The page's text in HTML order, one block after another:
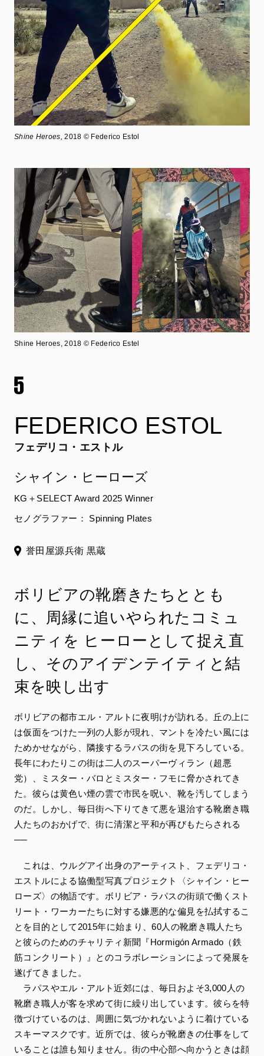
FEDERICO ESTOL
フェデリコ・エストル
シャイン・ヒーローズ
KG＋SELECT Award 2025 Winner
セノグラファー： Spinning Plates
誉田屋源兵衛 黒蔵
ボリビアの靴磨きたちととも
に、周縁に追いやられたコミュ
ニティを ヒーローとして捉え直
し、そのアイデンテイティと結
束を映し出す
ボリビアの都市エル・アルトに夜明けが訪れる。丘の上に
は仮面をつけた一列の人影が現れ、マントを冷たい風には
ためかせながら、隣接するラパスの街を見下ろしている。
長年にわたりこの街は二人のスーパーヴィラン（超悪
党）、ミスター・バロとミスター・フモに脅かされてき
た。彼らは黄色い煙の雲で市民を呪い、靴を汚してしまう
のだ。しかし、毎日街へ下りてきて悪を退治する靴磨き職
人たちのおかげで、街に清潔と平和が再びもたらされる
──
これは、ウルグアイ出身のアーティスト、フェデリコ・
エストルによる協働型写真プロジェクト〈シャイン・ヒー
ローズ〉の物語です。ボリビア・ラパスの街頭で働くスト
リート・ワーカーたちに対する嫌悪的な偏見を払拭するこ
とを目的として2015年に始まり、60人の靴磨き職人たち
と彼らのためのチャリティ新聞『Hormigón Armado（鉄
筋コンクリート）』とのコラボレーションによって発展を
遂げてきました。
ラパスやエル・アルト近郊には、毎日およそ3,000人の
靴磨き職人が客を求めて街に繰り出しています。彼らを特
徴づけているのは、周囲に気づかれないように着けている
スキーマスクです。近所では、彼らが靴磨きの仕事をして
いることは誰も知りません。街の中心部へ向かうときは顔
Shine Heroes,2018 © Federico Estol
Shine Heroes, 2018 © Federico Estel